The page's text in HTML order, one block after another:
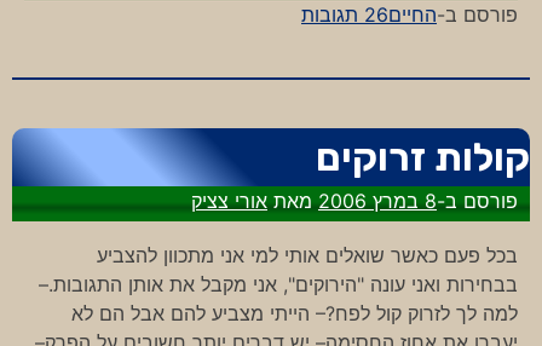
פורסם ב-החיים26 תגובות
על
או
קולות זרוקים
פורסם ב-8 במרץ 2006 מאתאורי צציק
בכל פעם כאשר שואלים אותי למי אני מתכוון להצביע
בבחירות ואני עונה "הירוקים", אני מקבל את אותן התגובות.–
למה לך לזרוק קול לפח?– הייתי מצביע להם אבל הם לא